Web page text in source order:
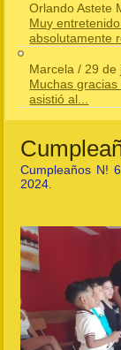
Orlando Astete
Muy
absolutamente
Marcela /29 de
Muchas
asistió al...
Cumpleaños N!
2024.